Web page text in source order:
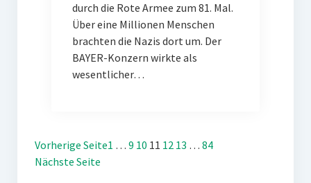
durch die Rote Armee zum 81. Mal.
Über eine Millionen Menschen
brachten die Nazis dort um. Der
BAYER-Konzern wirkte als
wesentlicher…
Vorherige Seite1 … 9 10 11 12 13 … 84
Nächste Seite